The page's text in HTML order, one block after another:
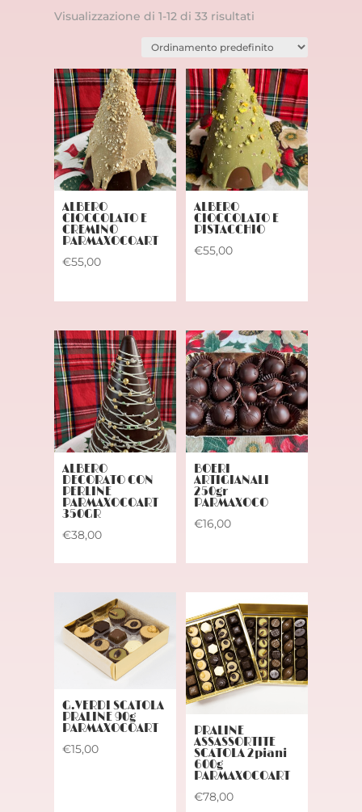
Visualizzazione di 1-12 di 33 risultati
ALBERO
CIOCCOLATO E
CREMINO
PARMAXOCOART
€55,00
ALBERO
CIOCCOLATO E
PISTACCHIO
€55,00
ALBERO
DECORATO CON
PERLINE
PARMAXOCOART
350GR
€38,00
BOERI
ARTIGIANALI
250gr
PARMAXOCO
€16,00
G.VERDI SCATOLA
PRALINE 90g
PARMAXOCOART
€15,00
PRALINE
ASSASSORTITE
SCATOLA 2piani
600g
PARMAXOCOART
€78,00